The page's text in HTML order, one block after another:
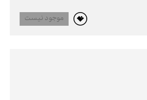
موجود نیست